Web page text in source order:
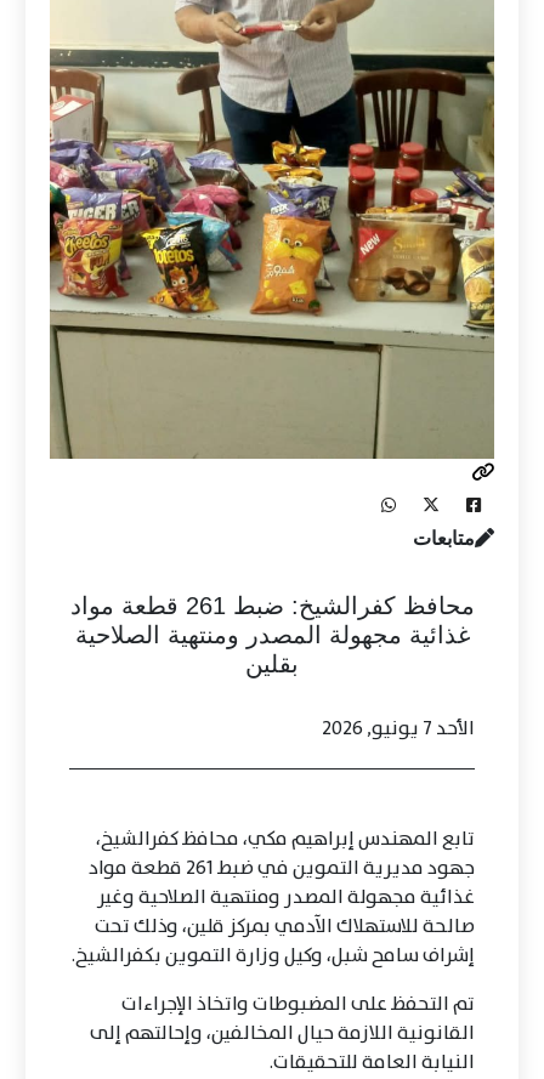
متابعات
محافظ كفرالشيخ: ضبط 261 قطعة مواد
غذائية مجهولة المصدر ومنتهية الصلاحية
بقلين
الأحد 7 يونيو, 2026
تابع المهندس إبراهيم مكي، محافظ كفرالشيخ،
جهود مديرية التموين في ضبط 261 قطعة مواد
غذائية مجهولة المصدر ومنتهية الصلاحية وغير
صالحة للاستهلاك الآدمي بمركز قلين، وذلك تحت
إشراف سامح شبل، وكيل وزارة التموين بكفرالشيخ.
تم التحفظ على المضبوطات واتخاذ الإجراءات
القانونية اللازمة حيال المخالفين، وإحالتهم إلى
النيابة العامة للتحقيقات.